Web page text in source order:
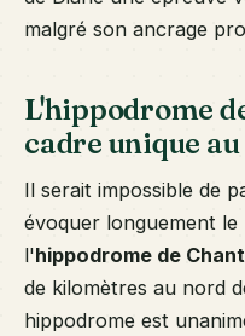
malgré son ancrage
L'hippodrome
cadre unique
Il serait impossible de
évoquer longuement
l'hippodrome de
de kilomètres au nord
hippodrome est